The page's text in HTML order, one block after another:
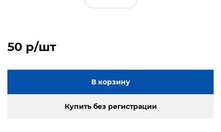
50 p/шт
В корзину
Купить без регистрации